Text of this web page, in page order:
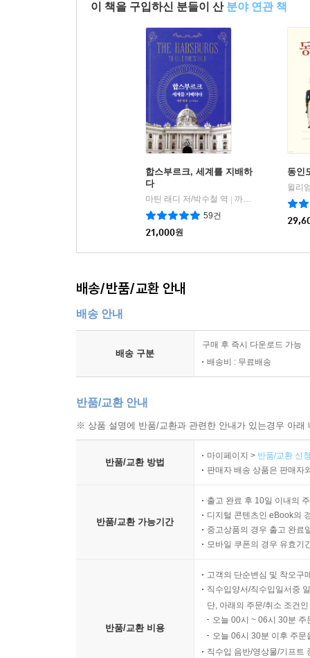
10월 7일 이후, 4만6천여 명이 사망했다. 사망자
주민2백30만 명 중 90퍼센트가 난민으로 전락
이틀만에 4백70여 명이 사망했으며, 구호 활동을
이 책을 구입하신 분들이 산 분야 연관 책
합스부르크, 세계를 지배하
다
마틴 래디 저/박수철 역
까치(까치글방)
59건
21,000원
동인
윌리
배송/반품/교환 안내
배송 안내
배송 구분
구매 후 즉시 다운로드 가능
배송비 : 무료배송
반품/교환 안내
※ 상품 설명에 반품/교환과 관련한 안내가 있는경우 아
반품/교환 방법
마이페이지 > 반품/교환 신
판매자 배송 상품은 판매자
반품/교환 가능기간
출고 완료 후 10일 이내의
디지털 콘텐츠인 eBook의
중고상품의 경우 출고 완료
모바일 쿠폰의 경우 유효기
반품/교환 비용
고객의 단순변심 및 착오구
직수입양서/직수입일서중
단, 아래의 주문/취소 조건
오늘 00시 ~ 06시 30분
오늘 06시 30분 이후 주
직수입 음반/영상물/기프트